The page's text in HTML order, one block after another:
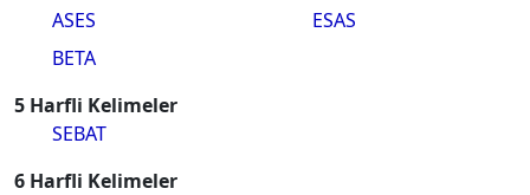
ASES
BETA
ESAS
5 Harfli Kelimeler
SEBAT
6 Harfli Kelimeler